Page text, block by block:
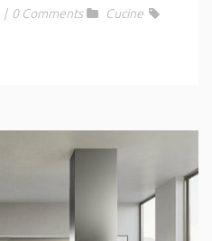
| 0 Comments
Cucine